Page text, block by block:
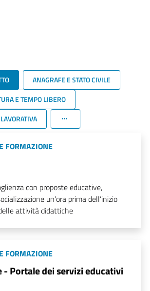
ANAGRAFE E STATO CIVILE
E TEMPO LIBERO
FORMAZIONE
con proposte educative,
un’ora prima dell’inizio
attività didattiche
FORMAZIONE
- Portale dei servizi educativi